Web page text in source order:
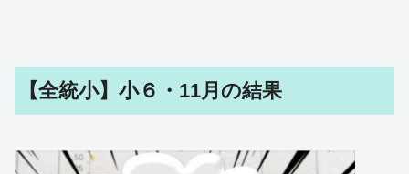
【全統小】小６・11月の結果